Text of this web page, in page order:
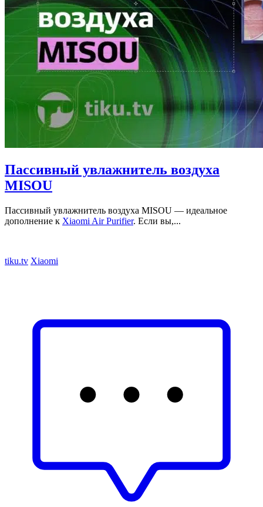
Пассивный увлажнитель воздуха
MISOU
Пассивный увлажнитель воздуха MISOU — идеальное
дополнение к Xiaomi Air Purifier. Если вы,...
tiku.tv Xiaomi